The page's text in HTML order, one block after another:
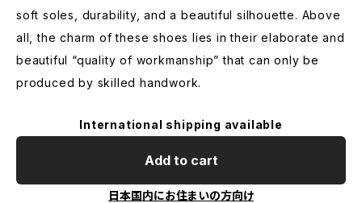
soft soles, durability, and a beautiful silhouette. Above
all, the charm of these shoes lies in their elaborate and
beautiful “quality of workmanship” that can only be
produced by skilled handwork.
International shipping available
Add to cart
日本国内にお住まいの方向け